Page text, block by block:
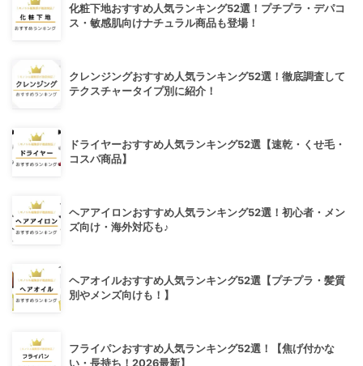
化粧下地おすすめ人気ランキング52選！プチプラ・デパコ
ス・敏感肌向けナチュラル商品も登場！
クレンジングおすすめ人気ランキング52選！徹底調査して
テクスチャータイプ別に紹介！
ドライヤーおすすめ人気ランキング52選【速乾・くせ毛・
コスパ商品】
ヘアアイロンおすすめ人気ランキング52選！初心者・メン
ズ向け・海外対応も♪
ヘアオイルおすすめ人気ランキング52選【プチプラ・髪質
別やメンズ向けも！】
フライパンおすすめ人気ランキング52選！【焦げ付かな
い・長持ち！2026最新】